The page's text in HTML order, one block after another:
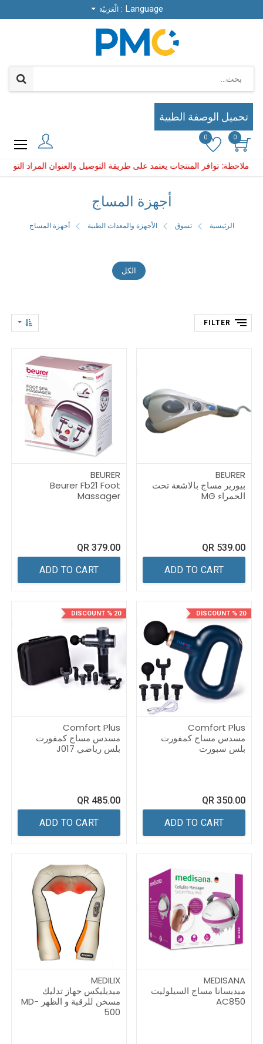
Language : الْعَرَبيّة
تحميل الوصفة الطبية
0
0
يعتمد على طريقة التوصيل والعنوان المراد التوصيل
Language : الْعَرَبيّة
تحميل الوصفة الطبية
0
0
توافر المنتجات يعتمد على طريقة التوصيل والعنوان
أجهزة المساج
الرئيسية تسوق الأجهزة والمعدات الطبية أجهزة المساج
الكل
FILTER
BEURER
بيورير مساج بالاشعة تحت
الحمراء MG
QR 539.00
ADD TO CART
BEURER
Beurer Fb21 Foot
Massager
QR 379.00
ADD TO CART
20 % DISCOUNT
Comfort Plus
مسدس مساج كمفورت
بلس سبورت
QR 350.00
ADD TO CART
20 % DISCOUNT
Comfort Plus
مسدس مساج كمفورت
بلس رياضي J017
QR 485.00
ADD TO CART
MEDISANA
ميديسانا مساج السيلوليت
AC850
MEDILIX
ميديليكس جهاز تدليك
مسخن للرقبة و الظهر MD-
500